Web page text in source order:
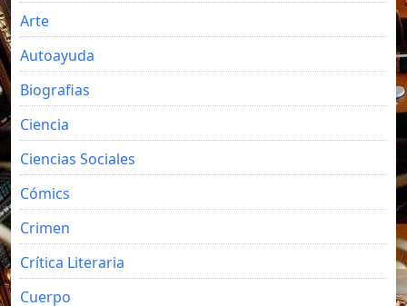
Arte
Autoayuda
Biografias
Ciencia
Ciencias Sociales
Cómics
Crimen
Crítica Literaria
Cuerpo